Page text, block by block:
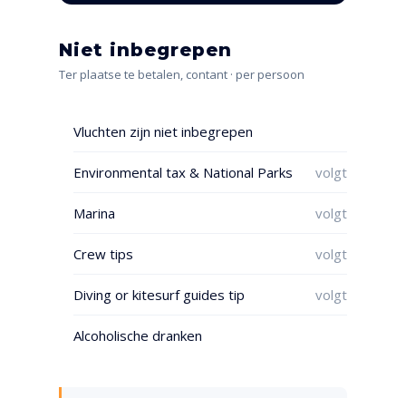
Niet inbegrepen
Ter plaatse te betalen, contant · per persoon
Vluchten zijn niet inbegrepen
Environmental tax & National Parks volgt
Marina volgt
Crew tips volgt
Diving or kitesurf guides tip volgt
Alcoholische dranken